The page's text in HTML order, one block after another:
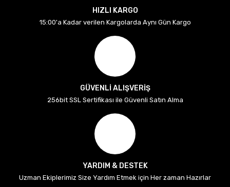
HIZLI KARGO
15:00'a Kadar verilen Kargolarda Aynı Gün Kargo
GÜVENLİ ALIŞVERİŞ
256bit SSL Sertifikası ile Güvenli Satın Alma
YARDIM & DESTEK
Uzman Ekiplerimiz Size Yardım Etmek için Her zaman Hazırlar